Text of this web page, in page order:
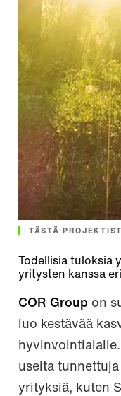
TÄSTÄ
Todellisia tuloksia
yritysten kanssa
COR Group on
luo kestävää
useita
yrityksiä, kuten